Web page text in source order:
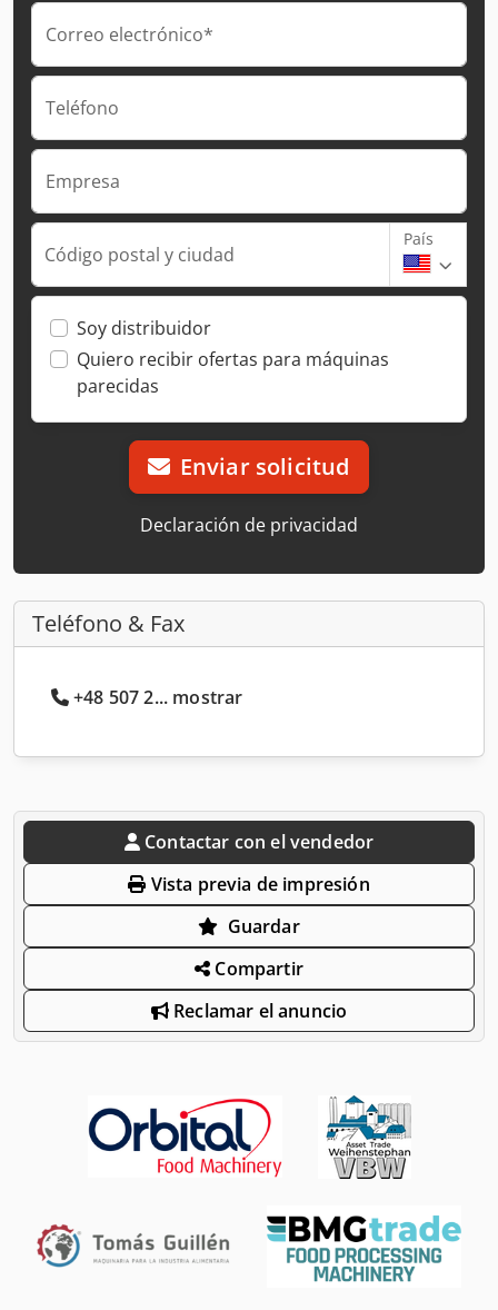
Correo electrónico*
Teléfono
Empresa
Código postal y ciudad
País
Soy distribuidor
Quiero recibir ofertas para máquinas
parecidas
Enviar solicitud
Declaración de privacidad
Teléfono & Fax
+48 507 2... mostrar
Contactar con el vendedor
Vista previa de impresión
Guardar
Compartir
Reclamar el anuncio